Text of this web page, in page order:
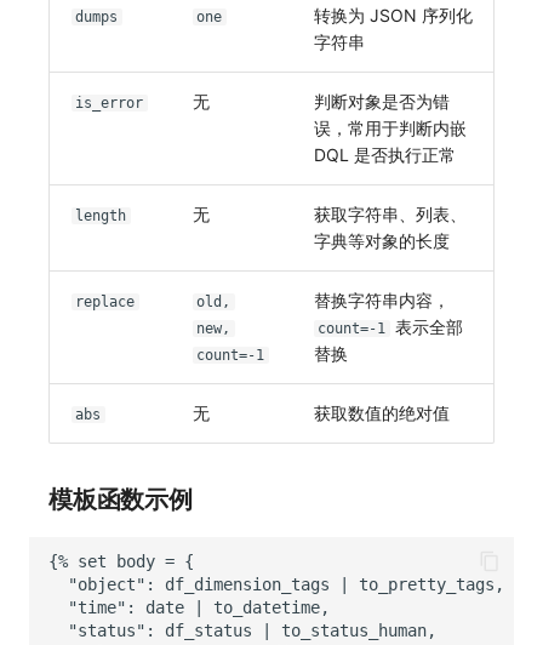
dumps
one
转换为 JSON 序列化
字符串
is_error 无
判断对象是否为错
误，常用于判断内嵌
DQL 是否执行正常
length 无
获取字符串、列表、
字典等对象的长度
replace
old,
new,
count=-1
替换字符串内容，
count=-1 表示全部
替换
abs 无 获取数值的绝对值
模板函数示例